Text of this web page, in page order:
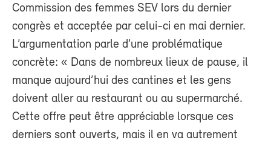
Commission des femmes SEV lors du dernier
congrès et acceptée par celui-ci en mai dernier.
L’argumentation parle d’une problématique
concrète: « Dans de nombreux lieux de pause, il
manque aujourd’hui des cantines et les gens
doivent aller au restaurant ou au supermarché.
Cette offre peut être appréciable lorsque ces
derniers sont ouverts, mais il en va autrement